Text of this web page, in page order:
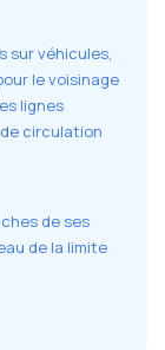
sur véhicules,
le voisinage
lignes
circulation
de ses
de la limite